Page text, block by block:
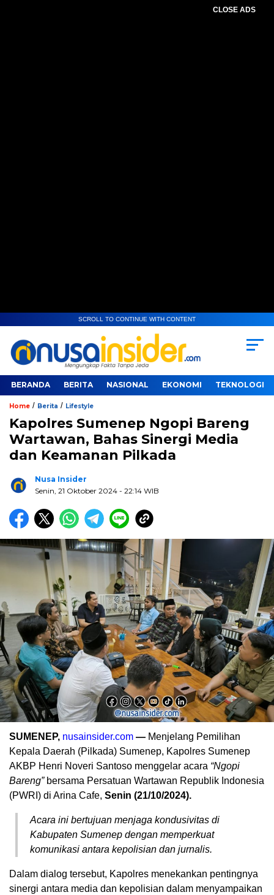
CLOSE ADS
SCROLL TO CONTINUE WITH CONTENT
BERANDA BERITA NASIONAL EKONOMI TEKNOLOGI
Home / Berita / Lifestyle
Kapolres Sumenep Ngopi Bareng
Wartawan, Bahas Sinergi Media
dan Keamanan Pilkada
Nusa Insider
Senin, 21 Oktober 2024 - 22:14 WIB
SUMENEP, nusainsider.com — Menjelang Pemilihan
Kepala Daerah (Pilkada) Sumenep, Kapolres Sumenep
AKBP Henri Noveri Santoso menggelar acara “Ngopi
Bareng”bersama Persatuan Wartawan Republik Indonesia
(PWRI) di Arina Cafe, Senin (21/10/2024).
Acara ini bertujuan menjaga kondusivitas di
Kabupaten Sumenep dengan memperkuat
komunikasi antara kepolisian dan jurnalis.
Dalam dialog tersebut, Kapolres menekankan pentingnya
sinergi antara media dan kepolisian dalam menyampaikan